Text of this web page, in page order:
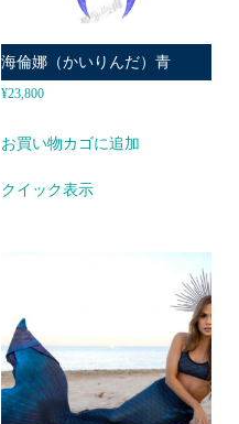
海倫娜（かいりんだ）青
¥23,800
お買い物カゴに追加
クイック表示